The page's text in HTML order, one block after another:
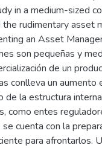
in a medium-sized
rudimentary asset
an Asset
son pequeñas y
de un
conlleva un aumento
de la estructura
como entes
cuenta con la
para afrontarlos.